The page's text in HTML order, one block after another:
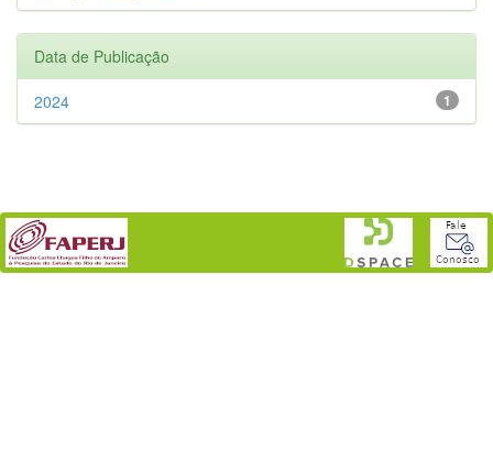
Data de Publicação
1
2024